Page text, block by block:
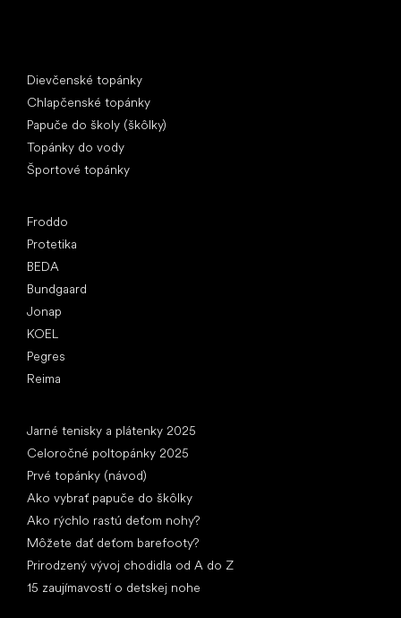
Dievčenské topánky
Chlapčenské topánky
Papuče do školy (škôlky)
Topánky do vody
Športové topánky
Froddo
Protetika
BEDA
Bundgaard
Jonap
KOEL
Pegres
Reima
Jarné tenisky a plátenky 2025
Celoročné poltopánky 2025
Prvé topánky (návod)
Ako vybrať papuče do škôlky
Ako rýchlo rastú deťom nohy?
Môžete dať deťom barefooty?
Prirodzený vývoj chodidla od A do Z
15 zaujímavostí o detskej nohe